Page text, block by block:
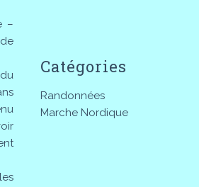
–
Catégories
Randonnées
Marche Nordique